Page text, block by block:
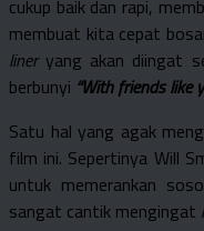
cukup baik dan rapi,
membuat kita cepat
lineryang akan diingat
berbunyi “With friends like
Satu hal yang agak
film ini. Sepertinya Will
untuk memerankan
sangat cantik mengingat